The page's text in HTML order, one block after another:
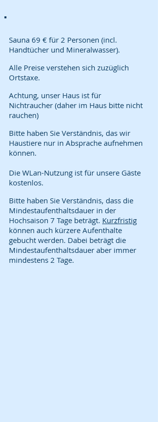
Sauna 69 € für 2 Personen (incl.
Handtücher und Mineralwasser).
Alle Preise verstehen sich zuzüglich
Ortstaxe.
Achtung, unser Haus ist für
Nichtraucher (daher im Haus bitte nicht
rauchen)
Bitte haben Sie Verständnis, das wir
Haustiere nur in Absprache aufnehmen
können.
Die WLan-Nutzung ist für unsere Gäste
kostenlos.
Bitte haben Sie Verständnis, dass die
Mindestaufenthaltsdauer in der
Hochsaison 7 Tage beträgt. Kurzfristig
können auch kürzere Aufenthalte
gebucht werden. Dabei beträgt die
Mindestaufenthaltsdauer aber immer
mindestens 2 Tage.